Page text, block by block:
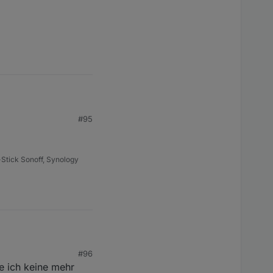
#95
Sonoff, Synology
#96
ich keine mehr